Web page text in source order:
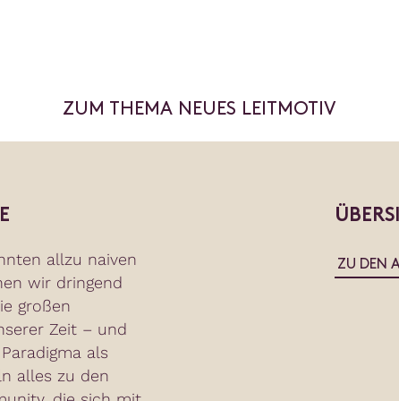
ZUM THEMA NEUES LEITMOTIV
allzu naiven
wir dringend
großen
Zeit – und
als
alles zu den
ZU DEN